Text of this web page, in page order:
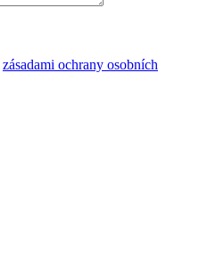
zásadami ochrany osobních